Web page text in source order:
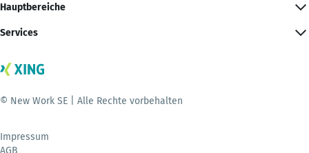
Hauptbereiche
Services
© New Work SE | Alle Rechte vorbehalten
Impressum
AGB